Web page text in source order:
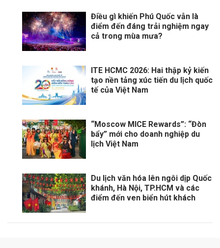
Điều gì khiến Phú Quốc vẫn là
điểm đến đáng trải nghiệm ngay
cả trong mùa mưa?
ITE HCMC 2026: Hai thập kỷ kiến
tạo nền tảng xúc tiến du lịch quốc
tế của Việt Nam
“Moscow MICE Rewards”: “Đòn
bẩy” mới cho doanh nghiệp du
lịch Việt Nam
Du lịch văn hóa lên ngôi dịp Quốc
khánh, Hà Nội, TP.HCM và các
điểm đến ven biển hút khách